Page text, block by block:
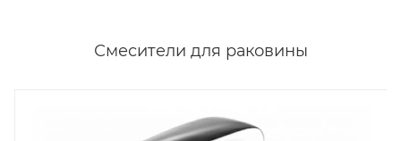
Смесители для раковины